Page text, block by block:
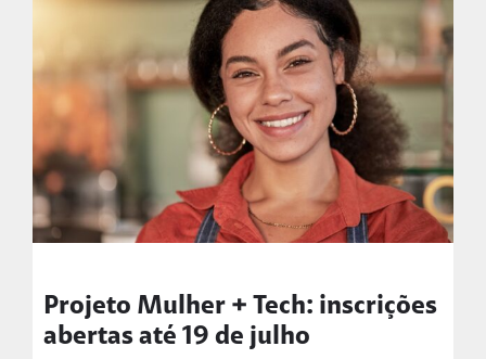
Projeto Mulher + Tech: inscrições
abertas até 19 de julho